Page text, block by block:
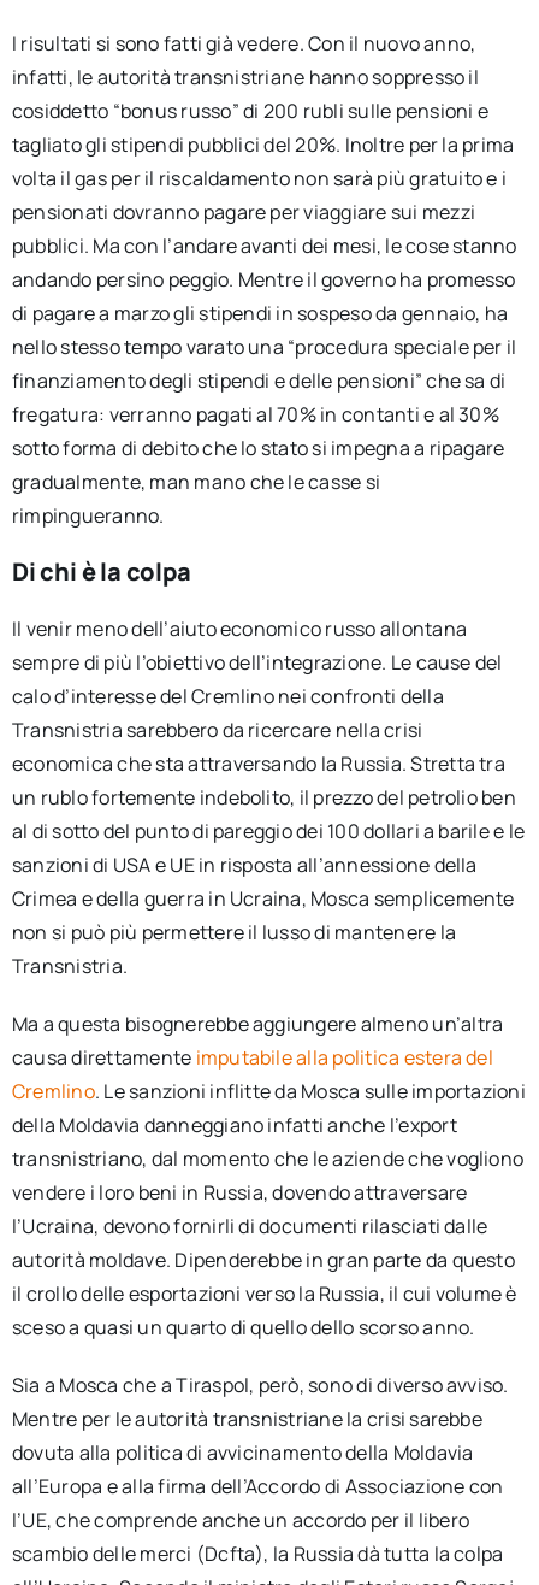
I risultati si sono fatti già vedere. Con il nuovo anno,
infatti, le autorità transnistriane hanno soppresso il
cosiddetto “bonus russo” di 200 rubli sulle pensioni e
tagliato gli stipendi pubblici del 20%. Inoltre per la prima
volta il gas per il riscaldamento non sarà più gratuito e i
pensionati dovranno pagare per viaggiare sui mezzi
pubblici. Ma con l’andare avanti dei mesi, le cose stanno
andando persino peggio. Mentre il governo ha promesso
di pagare a marzo gli stipendi in sospeso da gennaio, ha
nello stesso tempo varato una “procedura speciale per il
finanziamento degli stipendi e delle pensioni” che sa di
fregatura: verranno pagati al 70% in contanti e al 30%
sotto forma di debito che lo stato si impegna a ripagare
gradualmente, man mano che le casse si
rimpingueranno.
Di chi è la colpa
Il venir meno dell’aiuto economico russo allontana
sempre di più l’obiettivo dell’integrazione. Le cause del
calo d’interesse del Cremlino nei confronti della
Transnistria sarebbero da ricercare nella crisi
economica che sta attraversando la Russia. Stretta tra
un rublo fortemente indebolito, il prezzo del petrolio ben
al di sotto del punto di pareggio dei 100 dollari a barile e le
sanzioni di USA e UE in risposta all’annessione della
Crimea e della guerra in Ucraina, Mosca semplicemente
non si può più permettere il lusso di mantenere la
Transnistria.
Ma a questa bisognerebbe aggiungere almeno un’altra
causa direttamente imputabile alla politica estera del
Cremlino. Le sanzioni inflitte da Mosca sulle importazioni
della Moldavia danneggiano infatti anche l’export
transnistriano, dal momento che le aziende che vogliono
vendere i loro beni in Russia, dovendo attraversare
l’Ucraina, devono fornirli di documenti rilasciati dalle
autorità moldave. Dipenderebbe in gran parte da questo
il crollo delle esportazioni verso la Russia, il cui volume è
sceso a quasi un quarto di quello dello scorso anno.
Sia a Mosca che a Tiraspol, però, sono di diverso avviso.
Mentre per le autorità transnistriane la crisi sarebbe
dovuta alla politica di avvicinamento della Moldavia
all’Europa e alla firma dell’Accordo di Associazione con
l’UE, che comprende anche un accordo per il libero
scambio delle merci (Dcfta), la Russia dà tutta la colpa